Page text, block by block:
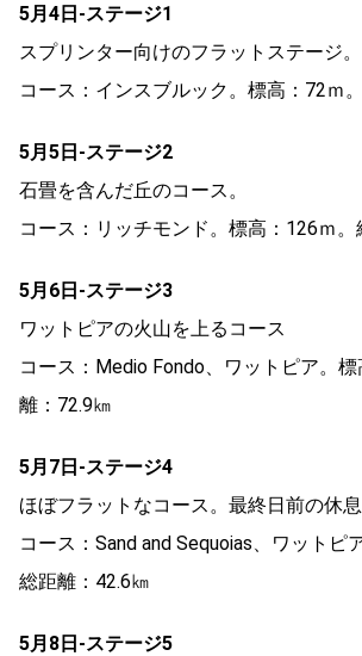
5月4日-ステージ1
スプリンター向けのフラットステージ。
コース：インスブルック。標高：72ｍ
5月5日-ステージ2
石畳を含んだ丘のコース。
コース：リッチモンド。標高：126ｍ。
5月6日-ステージ3
ワットピアの火山を上るコース
コース：Medio Fondo、ワットピア。
離：72.9㎞
5月7日-ステージ4
ほぼフラットなコース。最終日前の休
コース：Sand and Sequoias、ワットピ
総距離：42.6㎞
5月8日-ステージ5